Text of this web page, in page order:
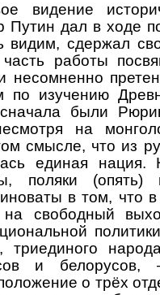
видение
Путин дал в ходе
видим, сдержал
работы
несомненно
по изучению
были
на
смысле, что из
единая
поляки
в том, что
на свободный
триединого
и
о трёх